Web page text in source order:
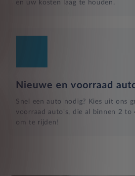
en uw kosten laag te houden.
Nieuwe en voorraad
Snel een auto nodig? Kies uit ons
voorraad auto's, die al binnen 2 to
om te rijden!